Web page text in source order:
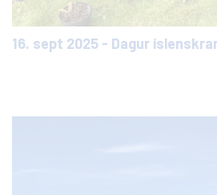
16. sept 2025 - Dagur